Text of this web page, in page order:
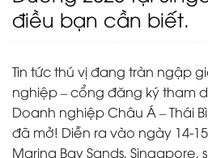
điều bạn cần biết.
Tin tức thú vị đang tràn ngập
nghiệp – cổng đăng ký tham
Doanh nghiệp Châu Á – Thái
đã mở! Diễn ra vào ngày 14-
Marina Bay Sands, Singapore,